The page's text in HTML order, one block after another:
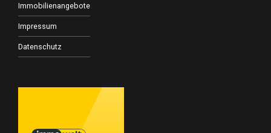
Immobilienangebote
Impressum
Datenschutz